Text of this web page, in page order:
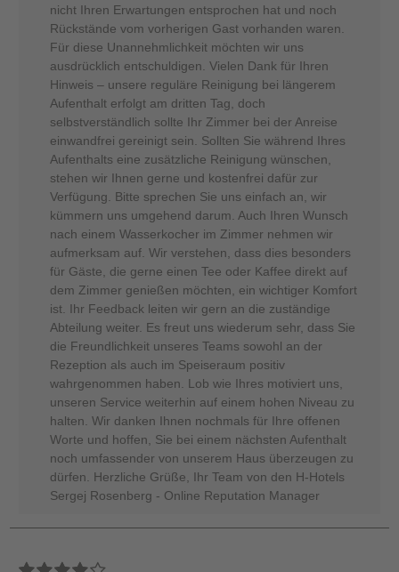
nicht Ihren Erwartungen entsprochen hat und noch
Rückstände vom vorherigen Gast vorhanden waren.
Für diese Unannehmlichkeit möchten wir uns
ausdrücklich entschuldigen. Vielen Dank für Ihren
Hinweis – unsere reguläre Reinigung bei längerem
Aufenthalt erfolgt am dritten Tag, doch
selbstverständlich sollte Ihr Zimmer bei der Anreise
einwandfrei gereinigt sein. Sollten Sie während Ihres
Aufenthalts eine zusätzliche Reinigung wünschen,
stehen wir Ihnen gerne und kostenfrei dafür zur
Verfügung. Bitte sprechen Sie uns einfach an, wir
kümmern uns umgehend darum. Auch Ihren Wunsch
nach einem Wasserkocher im Zimmer nehmen wir
aufmerksam auf. Wir verstehen, dass dies besonders
für Gäste, die gerne einen Tee oder Kaffee direkt auf
dem Zimmer genießen möchten, ein wichtiger Komfort
ist. Ihr Feedback leiten wir gern an die zuständige
Abteilung weiter. Es freut uns wiederum sehr, dass Sie
die Freundlichkeit unseres Teams sowohl an der
Rezeption als auch im Speiseraum positiv
wahrgenommen haben. Lob wie Ihres motiviert uns,
unseren Service weiterhin auf einem hohen Niveau zu
halten. Wir danken Ihnen nochmals für Ihre offenen
Worte und hoffen, Sie bei einem nächsten Aufenthalt
noch umfassender von unserem Haus überzeugen zu
dürfen. Herzliche Grüße, Ihr Team von den H-Hotels
Sergej Rosenberg - Online Reputation Manager